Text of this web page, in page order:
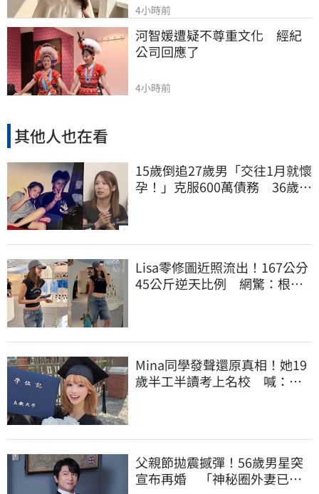
4小時前
河智媛遭疑不尊重文化　經紀
公司回應了
4小時前
其他人也在看
15歲倒追27歲男「交往1月就懷
孕！」克服600萬債務 36歲美
Lisa零修圖近照流出！167公分
45公斤逆天比例 網驚：根本
Mina同學發聲還原真相！她19
歲半工半讀考上名校 喊：不
父親節拋震撼彈！56歲男星突
宣布再婚 「神秘圈外妻已懷